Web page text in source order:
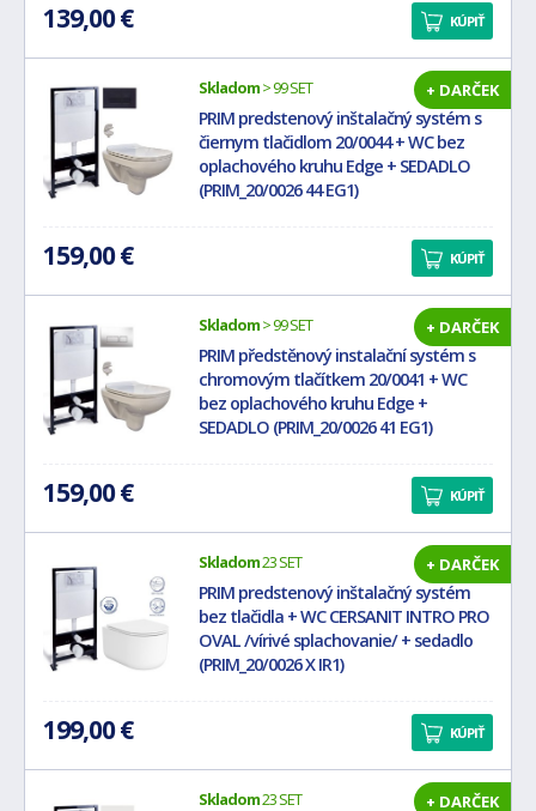
139,00 € KÚPIŤ
Skladom> 99 SET
PRIM predstenový inštalačný systém s
čiernym tlačidlom 20/0044 + WC bez
oplachového kruhu Edge + SEDADLO
(PRIM_20/0026 44 EG1)
+ DARČEK
159,00 € KÚPIŤ
Skladom> 99 SET
PRIM předstěnový instalační systém s
chromovým tlačítkem 20/0041 + WC
bez oplachového kruhu Edge +
SEDADLO (PRIM_20/0026 41 EG1)
+ DARČEK
159,00 € KÚPIŤ
Skladom23 SET
PRIM predstenový inštalačný systém
bez tlačidla + WC CERSANIT INTRO PRO
OVAL /vírivé splachovanie/ + sedadlo
(PRIM_20/0026 X IR1)
+ DARČEK
199,00 € KÚPIŤ
Skladom23 SET + DARČEK